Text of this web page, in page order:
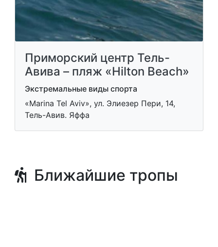
Приморский центр Тель-
Авива – пляж «Hilton Beach»
Экстремальные виды спорта
«Marina Tel Aviv», ул. Элиезер Пери, 14,
Тель-Авив. Яффа
Ближайшие тропы